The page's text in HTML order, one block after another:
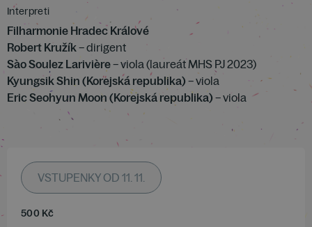
Interpreti
Filharmonie Hradec Králové
Robert Kružík– dirigent
Sào Soulez Larivière– viola (laureát MHS PJ 2023)
Kyungsik Shin (Korejská republika) – viola
Eric Seohyun Moon (Korejská republika) – viola
VSTUPENKY OD 11. 11.
500 Kč